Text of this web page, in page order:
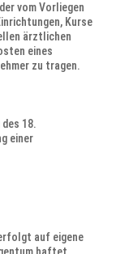
vom Vorliegen
Kurse
ärztlichen
eines
zu tragen.
18.
einer
auf eigene